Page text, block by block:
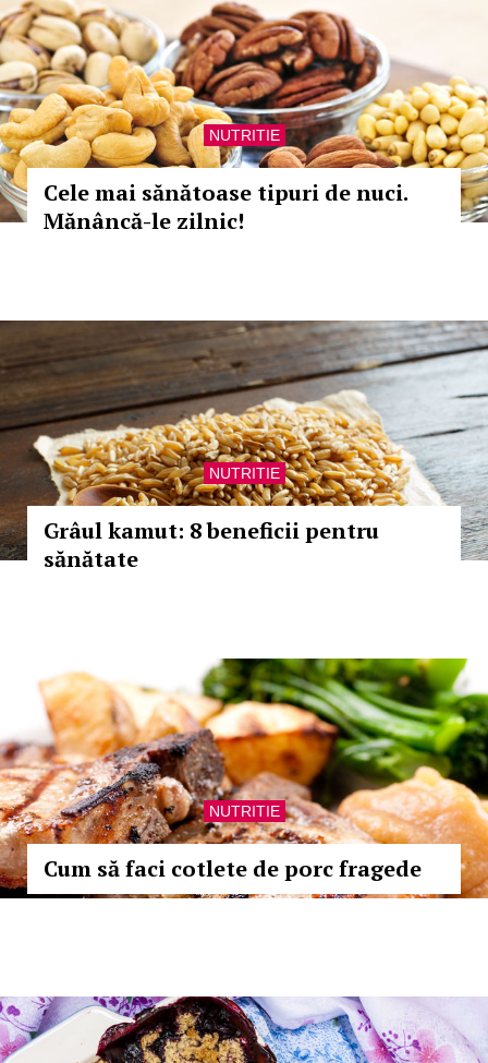
NUTRITIE
Cele mai sănătoase tipuri de nuci.
Mănâncă-le zilnic!
NUTRITIE
Grâul kamut: 8 beneficii pentru
sănătate
NUTRITIE
Cum să faci cotlete de porc fragede